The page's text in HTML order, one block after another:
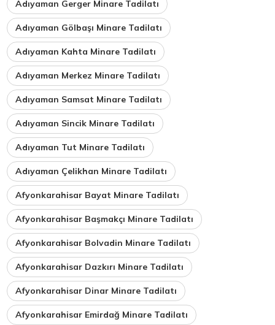
Adıyaman Gerger Minare Tadilatı
Adıyaman Gölbaşı Minare Tadilatı
Adıyaman Kahta Minare Tadilatı
Adıyaman Merkez Minare Tadilatı
Adıyaman Samsat Minare Tadilatı
Adıyaman Sincik Minare Tadilatı
Adıyaman Tut Minare Tadilatı
Adıyaman Çelikhan Minare Tadilatı
Afyonkarahisar Bayat Minare Tadilatı
Afyonkarahisar Başmakçı Minare Tadilatı
Afyonkarahisar Bolvadin Minare Tadilatı
Afyonkarahisar Dazkırı Minare Tadilatı
Afyonkarahisar Dinar Minare Tadilatı
Afyonkarahisar Emirdağ Minare Tadilatı